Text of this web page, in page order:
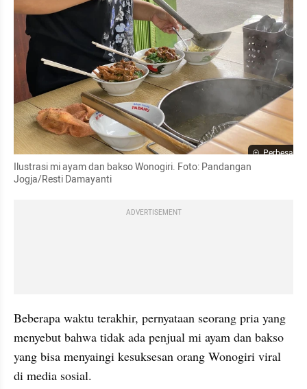
Perbesar
Ilustrasi mi ayam dan bakso Wonogiri. Foto: Pandangan
Jogja/Resti Damayanti
ADVERTISEMENT
Beberapa waktu terakhir, pernyataan seorang pria yang
menyebut bahwa tidak ada penjual mi ayam dan bakso
yang bisa menyaingi kesuksesan orang Wonogiri viral
di media sosial.